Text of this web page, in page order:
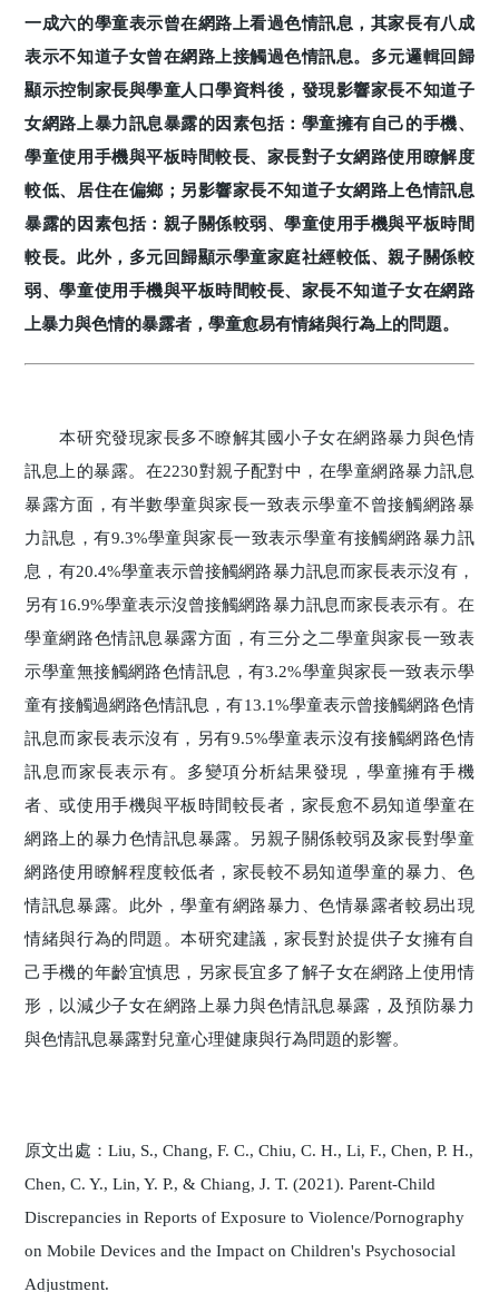
一成六的學童表示曾在網路上看過色情訊息，其家長有八成
表示不知道子女曾在網路上接觸過色情訊息。多元邏輯回歸
顯示控制家長與學童人口學資料後，發現影響家長不知道子
女網路上暴力訊息暴露的因素包括：學童擁有自己的手機、
學童使用手機與平板時間較長、家長對子女網路使用瞭解度
較低、居住在偏鄉；另影響家長不知道子女網路上色情訊息
暴露的因素包括：親子關係較弱、學童使用手機與平板時間
較長。此外，多元回歸顯示學童家庭社經較低、親子關係較
弱、學童使用手機與平板時間較長、家長不知道子女在網路
上暴力與色情的暴露者，學童愈易有情緒與行為上的問題。
本研究發現家長多不瞭解其國小子女在網路暴力與色情
訊息上的暴露。在2230對親子配對中，在學童網路暴力訊息
暴露方面，有半數學童與家長一致表示學童不曾接觸網路暴
力訊息，有9.3%學童與家長一致表示學童有接觸網路暴力訊
息，有20.4%學童表示曾接觸網路暴力訊息而家長表示沒有，
另有16.9%學童表示沒曾接觸網路暴力訊息而家長表示有。在
學童網路色情訊息暴露方面，有三分之二學童與家長一致表
示學童無接觸網路色情訊息，有3.2%學童與家長一致表示學
童有接觸過網路色情訊息，有13.1%學童表示曾接觸網路色情
訊息而家長表示沒有，另有9.5%學童表示沒有接觸網路色情
訊息而家長表示有。多變項分析結果發現，學童擁有手機
者、或使用手機與平板時間較長者，家長愈不易知道學童在
網路上的暴力色情訊息暴露。另親子關係較弱及家長對學童
網路使用瞭解程度較低者，家長較不易知道學童的暴力、色
情訊息暴露。此外，學童有網路暴力、色情暴露者較易出現
情緒與行為的問題。本研究建議，家長對於提供子女擁有自
己手機的年齡宜慎思，另家長宜多了解子女在網路上使用情
形，以減少子女在網路上暴力與色情訊息暴露，及預防暴力
與色情訊息暴露對兒童心理健康與行為問題的影響。
原文出處：Liu, S., Chang, F. C., Chiu, C. H., Li, F., Chen, P. H.,
Chen, C. Y., Lin, Y. P., & Chiang, J. T. (2021). Parent-Child
Discrepancies in Reports of Exposure to Violence/Pornography
on Mobile Devices and the Impact on Children's Psychosocial
Adjustment.